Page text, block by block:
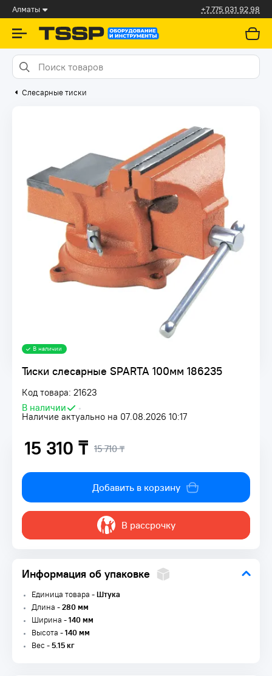
Алматы +7 775 031 92 98
Слесарные тиски
Тиски слесарные SPARTA 100мм 186235
Код товара: 21623
В наличии
•
Наличие актуально на 07.08.2026 10:17
В наличии
15 310 ₸ 15 710 ₸
Добавить в корзину
В рассрочку
Информация об упаковке
Единица товара -Штука
Длина -280 мм
Ширина -140 мм
Высота -140 мм
Вес -5.15 кг